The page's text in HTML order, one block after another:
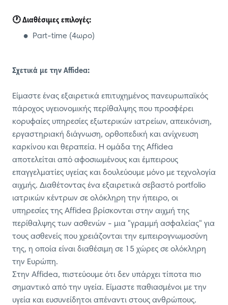
🕐 Διαθέσιμες επιλογές:
Part-time (4ωρο)
Σχετικά με την Affidea:
Είμαστε ένας εξαιρετικά επιτυχημένος πανευρωπαϊκός
πάροχος υγειονομικής περίθαλψης που προσφέρει
κορυφαίες υπηρεσίες εξωτερικών ιατρείων, απεικόνιση,
εργαστηριακή διάγνωση, ορθοπεδική και ανίχνευση
καρκίνου και θεραπεία. Η ομάδα της Affidea
αποτελείται από αφοσιωμένους και έμπειρους
επαγγελματίες υγείας και δουλεύουμε μόνο με τεχνολογία
αιχμής. Διαθέτοντας ένα εξαιρετικά σεβαστό portfolio
ιατρικών κέντρων σε ολόκληρη την ήπειρο, οι
υπηρεσίες της Affidea βρίσκονται στην αιχμή της
περίθαλψης των ασθενών - μια "γραμμή ασφαλείας" για
τους ασθενείς που χρειάζονται την εμπειρογνωμοσύνη
της, η οποία είναι διαθέσιμη σε 15 χώρες σε ολόκληρη
την Ευρώπη.
Στην Affidea, πιστεύουμε ότι δεν υπάρχει τίποτα πιο
σημαντικό από την υγεία. Είμαστε παθιασμένοι με την
υγεία και ευσυνείδητοι απέναντι στους ανθρώπους.